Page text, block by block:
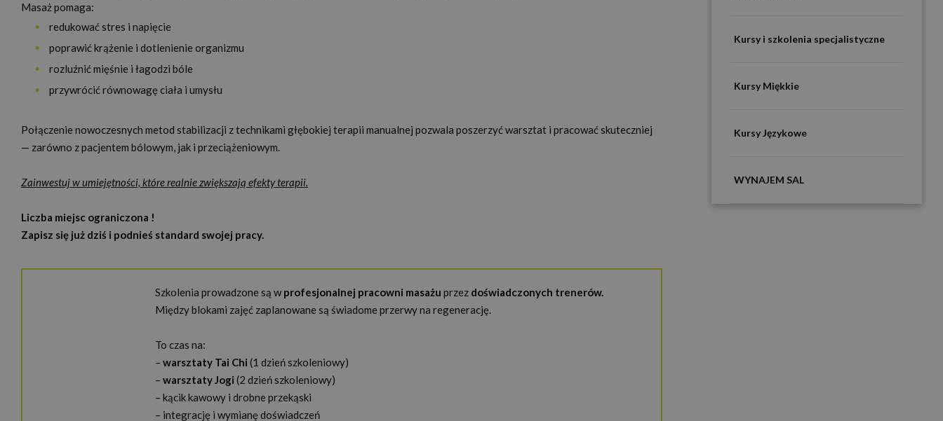
Masaż pomaga:
redukować stres i napięcie
poprawić krążenie i dotlenienie organizmu
rozluźnić mięśnie i łagodzi bóle
przywrócić równowagę ciała i umysłu
Połączenie nowoczesnych metod stabilizacji z technikami głębokiej terapii manualnej pozwala poszerzyć warsztat i pracować skuteczniej
— zarówno z pacjentem bólowym, jak i przeciążeniowym.
Zainwestuj w umiejętności, które realnie zwiększają efekty terapii.
Liczba miejsc ograniczona !
Zapisz się już dziś i podnieś standard swojej pracy.
Szkolenia prowadzone są wprofesjonalnej pracowni masażu przez doświadczonych trenerów.
Między blokami zajęć zaplanowane są świadome przerwy na regenerację.
To czas na:
– warsztaty Tai Chi (1 dzień szkoleniowy)
– warsztaty Jogi (2 dzień szkoleniowy)
– kącik kawowy i drobne przekąski
– integrację i wymianę doświadczeń
Kursy i szkolenia specjalistyczne
Kursy Miękkie
Kursy Językowe
WYNAJEM SAL